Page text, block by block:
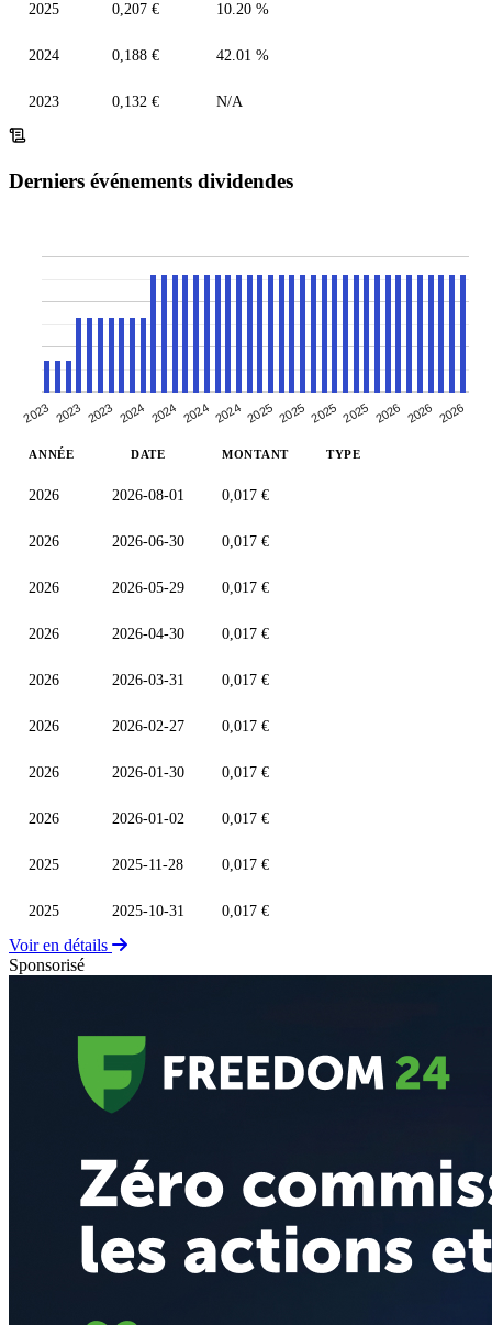
2025 0,207 € 10.20 %
2024 0,188 € 42.01 %
2023 0,132 € N/A
Derniers événements dividendes
2023 2023 2023 2024 2024 2024 2024 2025 2025 2025 2025 2026 2026 2026
ANNÉE DATE MONTANT TYPE
2026 2026-08-01 0,017 €
2026 2026-06-30 0,017 €
2026 2026-05-29 0,017 €
2026 2026-04-30 0,017 €
2026 2026-03-31 0,017 €
2026 2026-02-27 0,017 €
2026 2026-01-30 0,017 €
2026 2026-01-02 0,017 €
2025 2025-11-28 0,017 €
2025 2025-10-31 0,017 €
Voir en détails
Sponsorisé